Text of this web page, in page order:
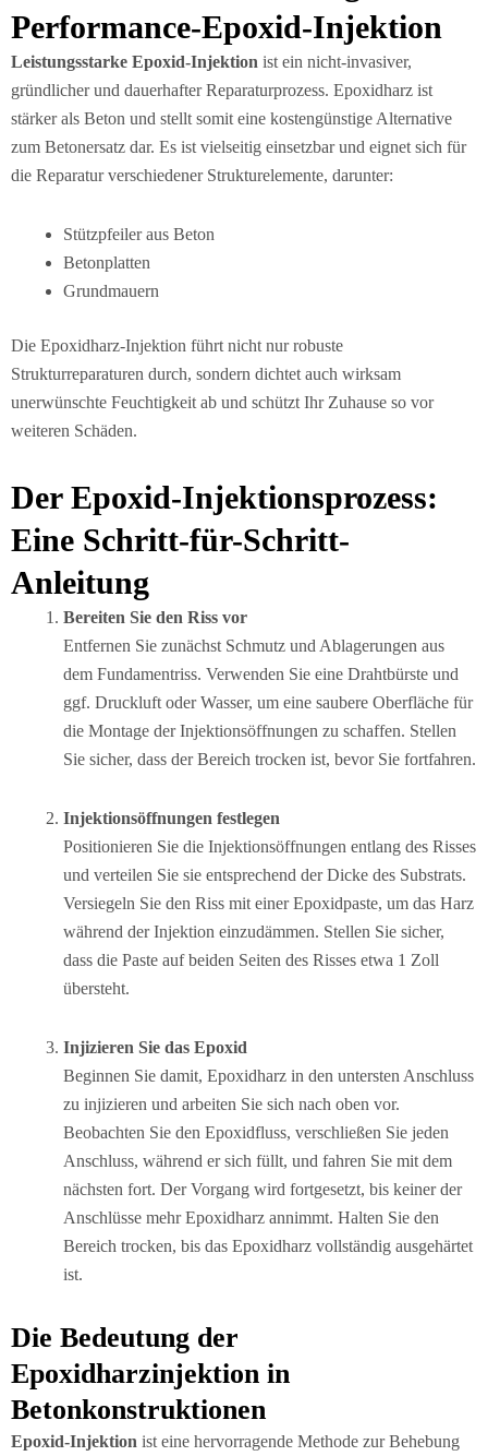
Performance-Epoxid-Injektion
Leistungsstarke Epoxid-Injektion ist ein nicht-invasiver,
gründlicher und dauerhafter Reparaturprozess. Epoxidharz ist
stärker als Beton und stellt somit eine kostengünstige Alternative
zum Betonersatz dar. Es ist vielseitig einsetzbar und eignet sich für
die Reparatur verschiedener Strukturelemente, darunter:
Stützpfeiler aus Beton
Betonplatten
Grundmauern
Die Epoxidharz-Injektion führt nicht nur robuste
Strukturreparaturen durch, sondern dichtet auch wirksam
unerwünschte Feuchtigkeit ab und schützt Ihr Zuhause so vor
weiteren Schäden.
Der Epoxid-Injektionsprozess:
Eine Schritt-für-Schritt-
Anleitung
Bereiten Sie den Riss vor
Entfernen Sie zunächst Schmutz und Ablagerungen aus
dem Fundamentriss. Verwenden Sie eine Drahtbürste und
ggf. Druckluft oder Wasser, um eine saubere Oberfläche für
die Montage der Injektionsöffnungen zu schaffen. Stellen
Sie sicher, dass der Bereich trocken ist, bevor Sie fortfahren.
Injektionsöffnungen festlegen
Positionieren Sie die Injektionsöffnungen entlang des Risses
und verteilen Sie sie entsprechend der Dicke des Substrats.
Versiegeln Sie den Riss mit einer Epoxidpaste, um das Harz
während der Injektion einzudämmen. Stellen Sie sicher,
dass die Paste auf beiden Seiten des Risses etwa 1 Zoll
übersteht.
Injizieren Sie das Epoxid
Beginnen Sie damit, Epoxidharz in den untersten Anschluss
zu injizieren und arbeiten Sie sich nach oben vor.
Beobachten Sie den Epoxidfluss, verschließen Sie jeden
Anschluss, während er sich füllt, und fahren Sie mit dem
nächsten fort. Der Vorgang wird fortgesetzt, bis keiner der
Anschlüsse mehr Epoxidharz annimmt. Halten Sie den
Bereich trocken, bis das Epoxidharz vollständig ausgehärtet
ist.
Die Bedeutung der
Epoxidharzinjektion in
Betonkonstruktionen
Epoxid-Injektion ist eine hervorragende Methode zur Behebung